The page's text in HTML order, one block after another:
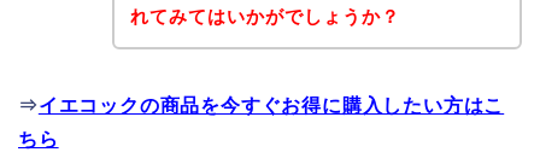
れてみてはいかがでしょうか？
⇒イエコックの商品を今すぐお得に購入したい方はこ
ちら